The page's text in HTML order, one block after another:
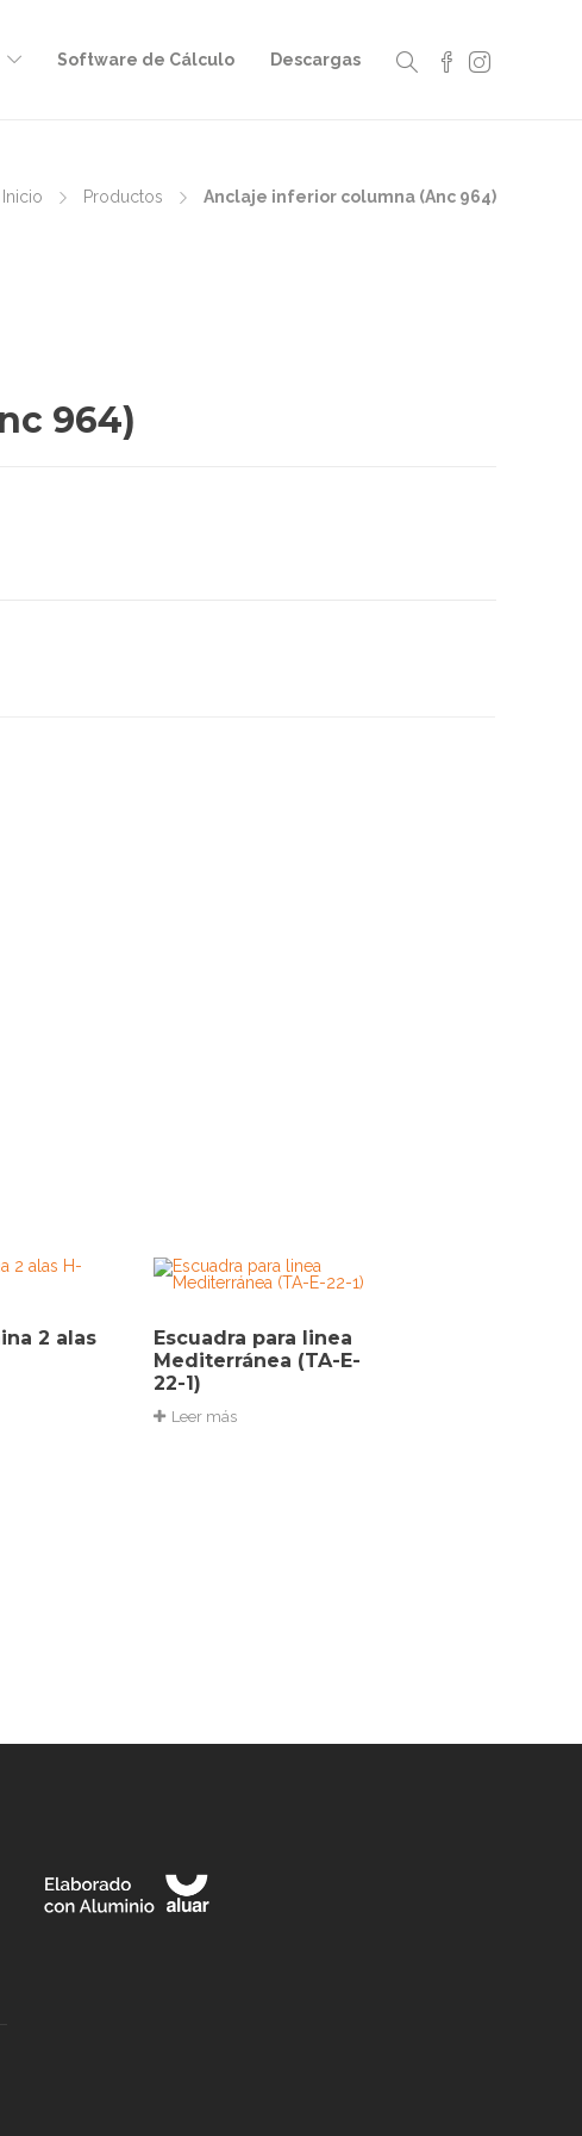
Software de Cálculo Descargas
Inicio Productos Anclaje inferior columna (Anc 964)
964)
2 alas
Escuadra para linea
Mediterránea (TA-E-
22-1)
Leer más